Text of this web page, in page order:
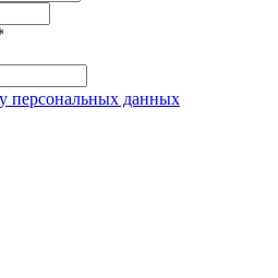
персональных данных